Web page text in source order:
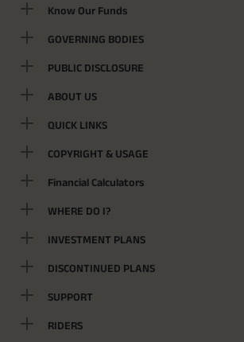
Know Our Funds
GOVERNING BODIES
PUBLIC DISCLOSURE
ABOUT US
QUICK LINKS
COPYRIGHT & USAGE
Financial Calculators
WHERE DO I?
INVESTMENT PLANS
DISCONTINUED PLANS
SUPPORT
RIDERS